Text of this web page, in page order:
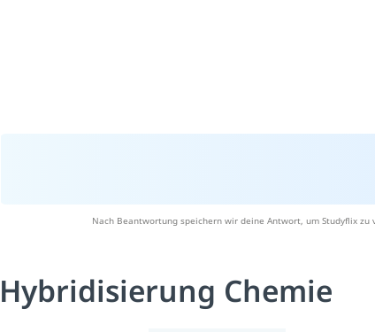
Nach Beantwortung speichern wir deine Antwort, um Studyflix
Hybridisierung Chemie